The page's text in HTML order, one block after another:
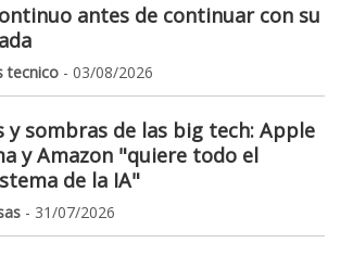
antes de continuar con su
tecnico - 03/08/2026
y sombras de las big tech: Apple
y Amazon "quiere todo el
de la IA"
- 31/07/2026